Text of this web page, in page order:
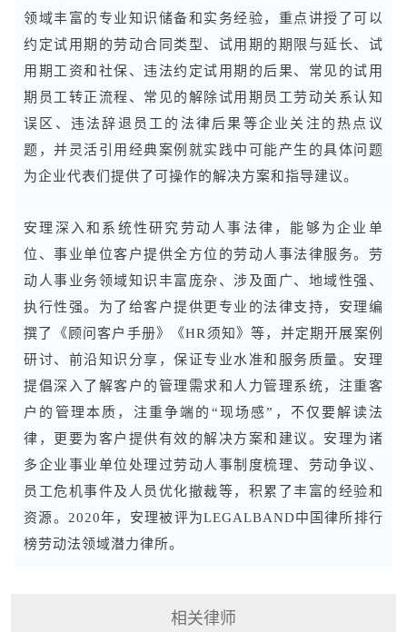
领域丰富的专业知识储备和实务经验，重点讲授了可以
约定试用期的劳动合同类型、试用期的期限与延长、试
用期工资和社保、违法约定试用期的后果、常见的试用
期员工转正流程、常见的解除试用期员工劳动关系认知
误区、违法辞退员工的法律后果等企业关注的热点议
题，并灵活引用经典案例就实践中可能产生的具体问题
为企业代表们提供了可操作的解决方案和指导建议。
安理深入和系统性研究劳动人事法律，能够为企业单
位、事业单位客户提供全方位的劳动人事法律服务。劳
动人事业务领域知识丰富庞杂、涉及面广、地域性强、
执行性强。为了给客户提供更专业的法律支持，安理编
撰了《顾问客户手册》《HR须知》等，并定期开展案例
研讨、前沿知识分享，保证专业水准和服务质量。安理
提倡深入了解客户的管理需求和人力管理系统，注重客
户的管理本质，注重争端的“现场感”，不仅要解读法
律，更要为客户提供有效的解决方案和建议。安理为诸
多企业事业单位处理过劳动人事制度梳理、劳动争议、
员工危机事件及人员优化撤裁等，积累了丰富的经验和
资源。2020年，安理被评为LEGALBAND中国律所排行
榜劳动法领域潜力律所。
相关律师